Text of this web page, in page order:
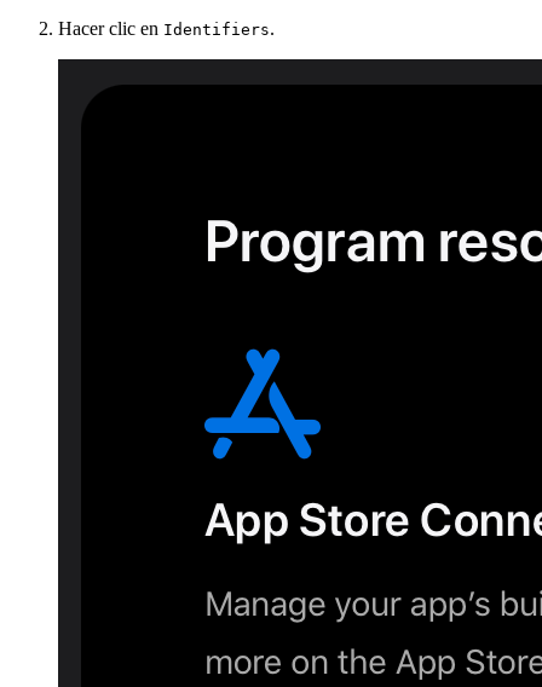
Hacer clic en Identifiers.